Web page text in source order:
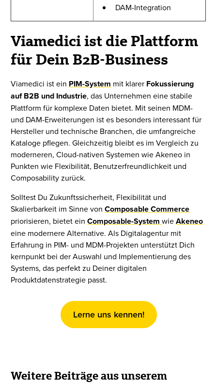
DAM-Integration
Viamedici ist die Plattform
für Dein B2B-Business
Viamedici ist ein PIM-System mit klarer Fokussierung
auf B2B und Industrie, das Unternehmen eine stabile
Plattform für komplexe Daten bietet. Mit seinen MDM-
und DAM-Erweiterungen ist es besonders interessant für
Hersteller und technische Branchen, die umfangreiche
Kataloge pflegen. Gleichzeitig bleibt es im Vergleich zu
moderneren, Cloud-nativen Systemen wie Akeneo in
Punkten wie Flexibilität, Benutzerfreundlichkeit und
Composability zurück.
Solltest Du Zukunftssicherheit, Flexibilität und
Skalierbarkeit im Sinne vonComposable Commerce
priorisieren, bietet einComposable-SystemwieAkeneo
eine modernere Alternative. Als Digitalagentur mit
Erfahrung in PIM- und MDM-Projekten unterstützt Dich
kernpunkt bei der Auswahl und Implementierung des
Systems, das perfekt zu Deiner digitalen
Produktdatenstrategie passt.
Lerne uns kennen!
Weitere Beiträge aus unserem